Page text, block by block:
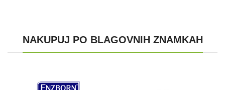
NAKUPUJ PO BLAGOVNIH ZNAMKAH